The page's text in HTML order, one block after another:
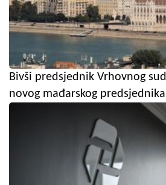
Bivši predsjednik Vrhovnog
novog mađarskog predsjednika